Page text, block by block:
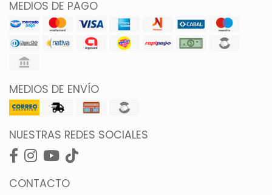
MEDIOS DE PAGO
MEDIOS DE ENVÍO
NUESTRAS REDES SOCIALES
CONTACTO